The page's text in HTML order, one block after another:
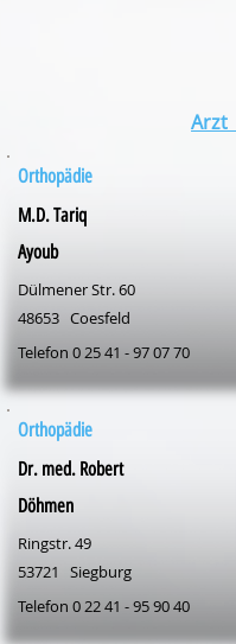
Arzt
Orthopädie
M.D. Tariq
Ayoub
Dülmener Str. 60
48653 Coesfeld
Telefon 0 25 41 - 97 07 70
Orthopädie
Dr. med. Robert
Döhmen
Ringstr. 49
53721
Siegburg
Telefon 0 22 41 - 95 90 40